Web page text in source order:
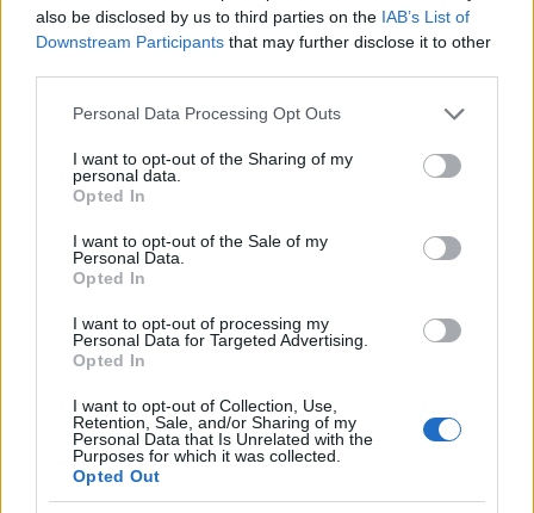
also be disclosed by us to third parties on the IAB’s List of
Downstream Participants that may further disclose it to other
Please note that this website/app uses one or more Google
not limited to your visit or usage behaviour. You may click to
grant or deny consent to Google and its third-party tags to
use your data for below specified purposes in below Google
consent section.
Personal Data Processing Opt Outs
I want to opt-out of the Sharing of my
personal data.
Opted In
I want to opt-out of the Sale of my
Personal Data.
Opted In
I want to opt-out of processing my
Personal Data for Targeted Advertising.
Opted In
I want to opt-out of Collection, Use,
Retention, Sale, and/or Sharing of my
Personal Data that Is Unrelated with the
Purposes for which it was collected.
Opted Out
Consejos de compra: 4 delanteros rentables por
menos de 5 millones
tienes un presupuesto inferior a
delanteros pueden serte de gran
partido en la segunda vuelta!
Bajón de Dovbyk
Comunio es Artem Dovbyk del Girona. El delantero
ucraniano ha visto reducido su precio en 1,3 millones tras
no recibir muchas pujas durante la semana en las
comunidades en las que apareció en el mercado. El ariete